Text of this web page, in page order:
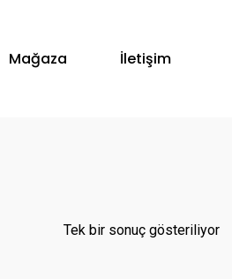
Mağaza İletişim
Tek bir sonuç gösteriliyor